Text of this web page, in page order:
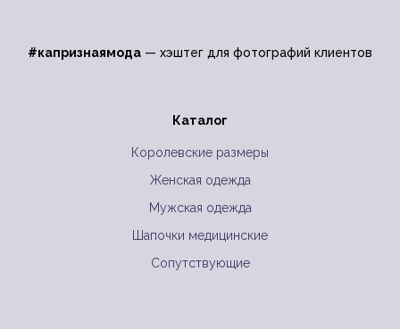
#капризнаямода — хэштег для фотографий клиентов
Каталог
Королевские размеры
Женская одежда
Мужская одежда
Шапочки медицинские
Сопутствующие